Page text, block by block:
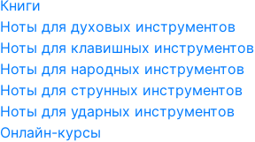
Книги
Ноты для духовых инструментов
Ноты для клавишных инструментов
Ноты для народных инструментов
Ноты для струнных инструментов
Ноты для ударных инструментов
Онлайн-курсы